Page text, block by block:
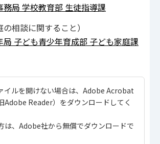
務局 学校教育部 生徒指導課
の相談に関すること）
局 子ども青少年育成部 子ども家庭課
イルを開けない場合は、Adobe Acrobat
Adobe Reader）をダウンロードしてく
は、Adobe社から無償でダウンロードで